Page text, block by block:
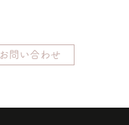
お問い合わせ